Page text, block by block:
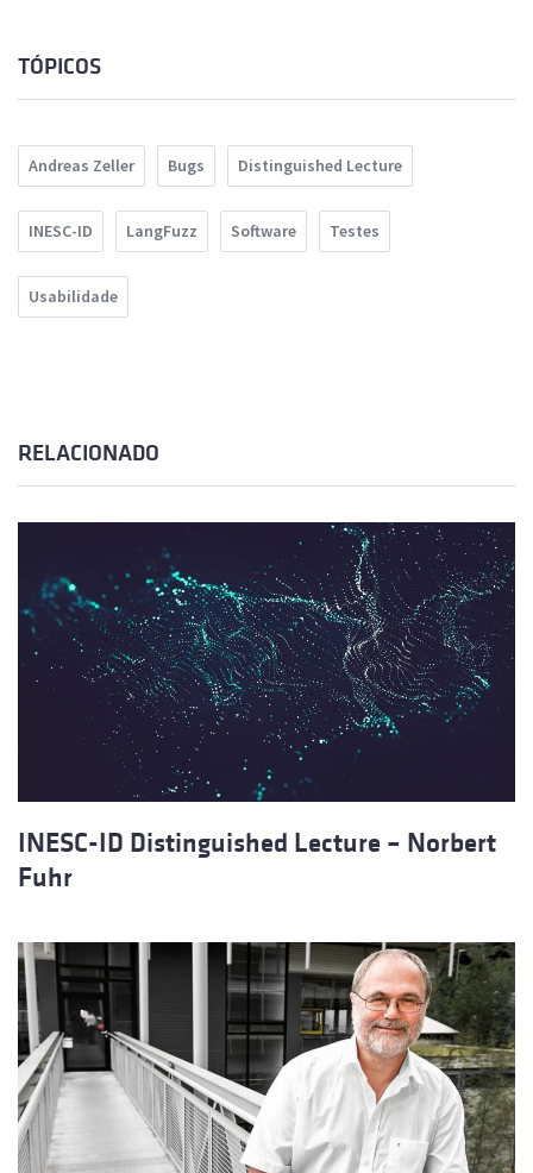
TÓPICOS
Andreas Zeller Bugs Distinguished Lecture
INESC-ID LangFuzz Software Testes
Usabilidade
RELACIONADO
INESC-ID Distinguished Lecture – Norbert
Fuhr